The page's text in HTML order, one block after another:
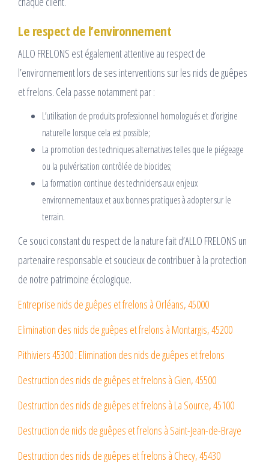
Le respect de l’environnement
ALLO FRELONS est également attentive au respect de
l’environnement lors de ses interventions sur les nids de guêpes
et frelons. Cela passe notamment par :
L’utilisation de produits professionnel homologués et d’origine
naturelle lorsque cela est possible;
La promotion des techniques alternatives telles que le piégeage
ou la pulvérisation contrôlée de biocides;
La formation continue des techniciens aux enjeux
environnementaux et aux bonnes pratiques à adopter sur le
terrain.
Ce souci constant du respect de la nature fait d’ALLO FRELONS un
partenaire responsable et soucieux de contribuer à la protection
de notre patrimoine écologique.
Entreprise nids de guêpes et frelons à Orléans, 45000
Elimination des nids de guêpes et frelons à Montargis, 45200
Pithiviers 45300 : Elimination des nids de guêpes et frelons
Destruction des nids de guêpes et frelons à Gien, 45500
Destruction des nids de guêpes et frelons à La Source, 45100
Destruction de nids de guêpes et frelons à Saint-Jean-de-Braye
Destruction des nids de guêpes et frelons à Checy, 45430